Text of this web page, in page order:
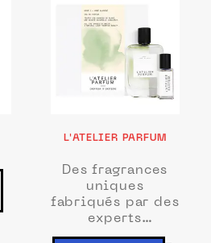
L'ATELIER PARFUM
Des fragrances
uniques
fabriqués par des
experts
sensoriels